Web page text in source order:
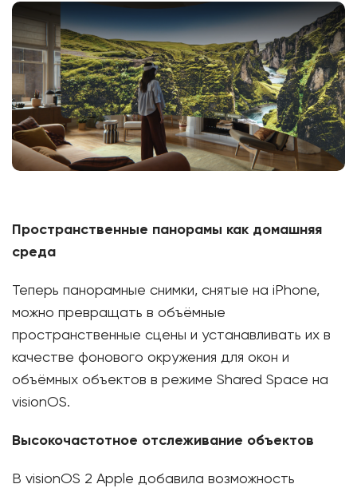
Пространственные панорамы как домашняя
среда
Теперь панорамные снимки, снятые на iPhone,
можно превращать в объёмные
пространственные сцены и устанавливать их в
качестве фонового окружения для окон и
объёмных объектов в режиме Shared Space на
visionOS.
Высокочастотное отслеживание объектов
В visionOS 2 Apple добавила возможность